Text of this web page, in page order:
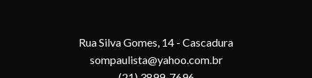
Rua Silva Gomes, 14 - Cascadura
sompaulista@yahoo.com.br